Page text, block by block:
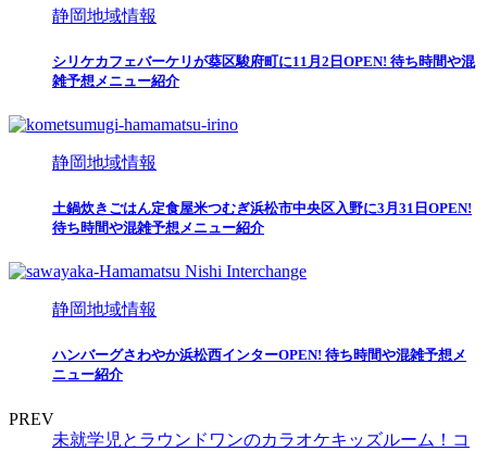
静岡地域情報
シリケカフェバーケリが葵区駿府町に11月2日OPEN! 待ち時間や混
雑予想メニュー紹介
静岡地域情報
土鍋炊きごはん定食屋米つむぎ浜松市中央区入野に3月31日OPEN!
待ち時間や混雑予想メニュー紹介
静岡地域情報
ハンバーグさわやか浜松西インターOPEN! 待ち時間や混雑予想メ
ニュー紹介
PREV
未就学児とラウンドワンのカラオケキッズルーム！コ